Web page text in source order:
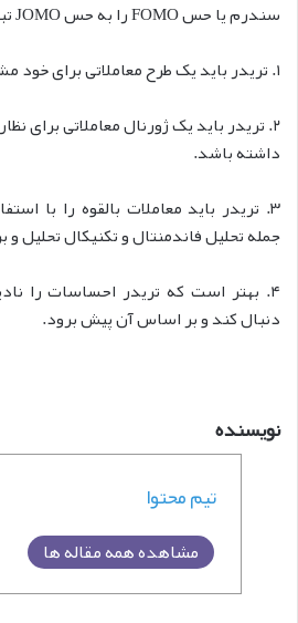
سندرم یا حس FOMO را به حس JOMO تبدیل کند:
۱. تریدر باید یک طرح معاملاتی برای خود مشخص کند.
۲. تریدر باید یک ژورنال معاملاتی برای
داشته باشد.
۳. تریدر باید معاملات بالقوه را با
جمله تحلیل فاندمنتال و تکنیکال تحلیل
۴. بهتر است که تریدر احساسات را
دنبال کند و بر اساس آن پیش برود.
نویسنده
تیم محتوا
مشاهده همه مقاله ها